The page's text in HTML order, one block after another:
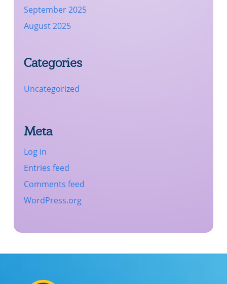
September 2025
August 2025
Categories
Uncategorized
Meta
Log in
Entries feed
Comments feed
WordPress.org